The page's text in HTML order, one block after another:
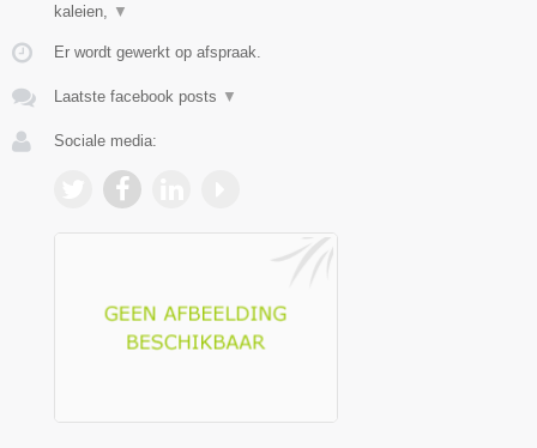
kaleien, ▼
Er wordt gewerkt op afspraak.
Laatste facebook posts ▼
Sociale media: